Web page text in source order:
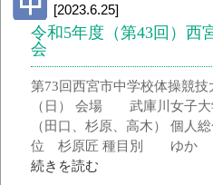
[2023.6.25]
令和5年度（第43回）西
会
第73回西宮市中学校体操競
（日） 会場 武庫川女子
（田口、杉原、高木） 個
位 杉原匠 種目別 ゆか
続きを読む